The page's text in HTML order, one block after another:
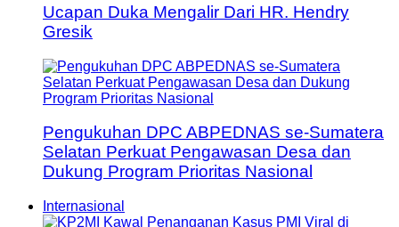
Ucapan Duka Mengalir Dari HR. Hendry
Gresik
Pengukuhan DPC ABPEDNAS se-Sumatera
Selatan Perkuat Pengawasan Desa dan
Dukung Program Prioritas Nasional
Internasional